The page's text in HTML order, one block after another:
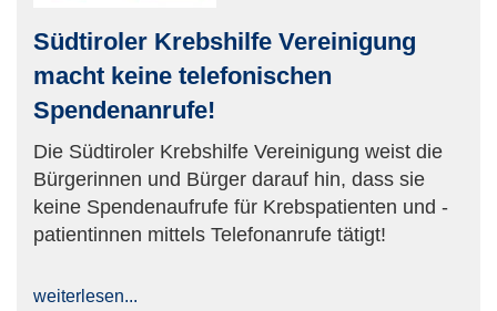
Südtiroler Krebshilfe Vereinigung
macht keine telefonischen
Spendenanrufe!
Die Südtiroler Krebshilfe Vereinigung weist die
Bürgerinnen und Bürger darauf hin, dass sie
keine Spendenaufrufe für Krebspatienten und -
patientinnen mittels Telefonanrufe tätigt!
weiterlesen...